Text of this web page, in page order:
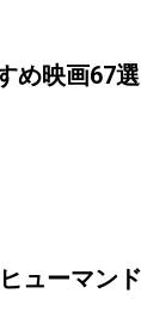
め映画67
ューマン